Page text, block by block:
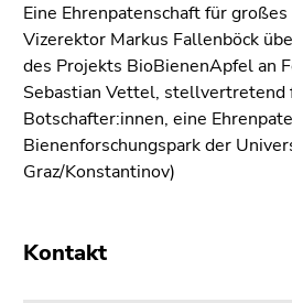
Eine Ehrenpatenschaft für
Vizerektor Markus Fallenböck
des Projekts BioBienenApfel an
Sebastian Vettel, stellvertretend
Botschafter:innen, eine
Bienenforschungspark der
Graz/Konstantinov)
Kontakt